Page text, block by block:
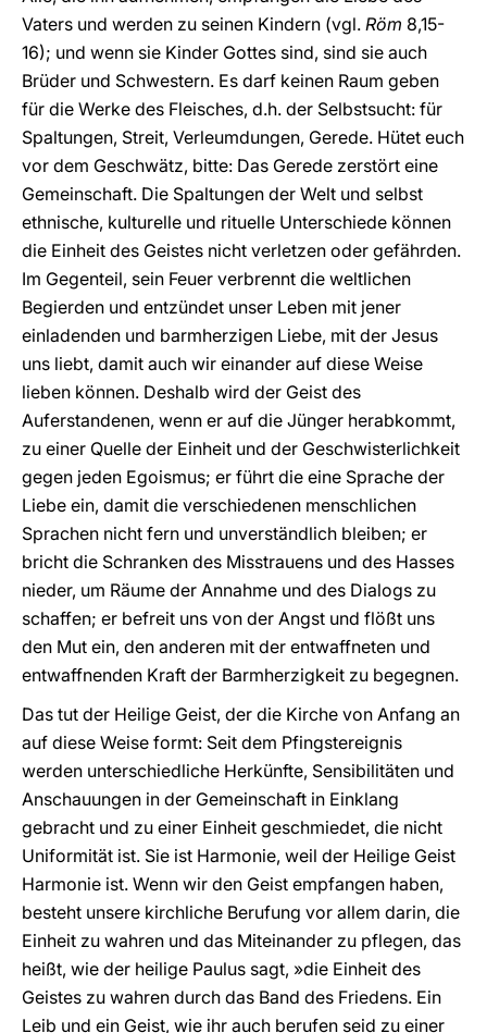
Vaters und werden zu seinen Kindern (vgl. Röm 8,15-
16); und wenn sie Kinder Gottes sind, sind sie auch
Brüder und Schwestern. Es darf keinen Raum geben
für die Werke des Fleisches, d.h. der Selbstsucht: für
Spaltungen, Streit, Verleumdungen, Gerede. Hütet euch
vor dem Geschwätz, bitte: Das Gerede zerstört eine
Gemeinschaft. Die Spaltungen der Welt und selbst
ethnische, kulturelle und rituelle Unterschiede können
die Einheit des Geistes nicht verletzen oder gefährden.
Im Gegenteil, sein Feuer verbrennt die weltlichen
Begierden und entzündet unser Leben mit jener
einladenden und barmherzigen Liebe, mit der Jesus
uns liebt, damit auch wir einander auf diese Weise
lieben können. Deshalb wird der Geist des
Auferstandenen, wenn er auf die Jünger herabkommt,
zu einer Quelle der Einheit und der Geschwisterlichkeit
gegen jeden Egoismus; er führt die eine Sprache der
Liebe ein, damit die verschiedenen menschlichen
Sprachen nicht fern und unverständlich bleiben; er
bricht die Schranken des Misstrauens und des Hasses
nieder, um Räume der Annahme und des Dialogs zu
schaffen; er befreit uns von der Angst und flößt uns
den Mut ein, den anderen mit der entwaffneten und
entwaffnenden Kraft der Barmherzigkeit zu begegnen.
Das tut der Heilige Geist, der die Kirche von Anfang an
auf diese Weise formt: Seit dem Pfingstereignis
werden unterschiedliche Herkünfte, Sensibilitäten und
Anschauungen in der Gemeinschaft in Einklang
gebracht und zu einer Einheit geschmiedet, die nicht
Uniformität ist. Sie ist Harmonie, weil der Heilige Geist
Harmonie ist. Wenn wir den Geist empfangen haben,
besteht unsere kirchliche Berufung vor allem darin, die
Einheit zu wahren und das Miteinander zu pflegen, das
heißt, wie der heilige Paulus sagt, »die Einheit des
Geistes zu wahren durch das Band des Friedens. Ein
Leib und ein Geist, wie ihr auch berufen seid zu einer